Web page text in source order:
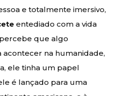
e totalmente imersivo,
entediado com a vida
que algo
acontecer na humanidade,
ele tinha um papel
é lançado para uma